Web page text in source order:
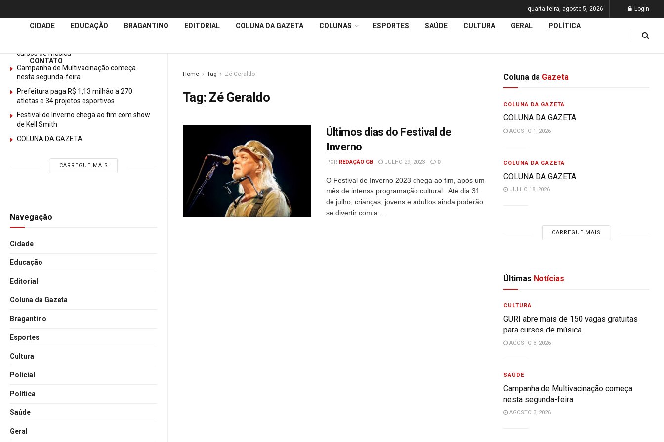
ÚltimasNotícias
cursos de música
Campanha de Multivacinação começa
nesta segunda-feira
Prefeitura paga R$ 1,13 milhão a 270
atletas e 34 projetos esportivos
Festival de Inverno chega ao fim com show
de Kell Smith
COLUNA DA GAZETA
CARREGUE MAIS
Navegação
Cidade
Educação
Editorial
Coluna da Gazeta
Bragantino
Esportes
Cultura
Policial
Política
Saúde
Geral
quarta-feira, agosto 5, 2026 Login
CIDADE EDUCAÇÃO BRAGANTINO EDITORIAL COLUNA DA GAZETA COLUNAS ESPORTES SAÚDE CULTURA GERAL POLÍTICA
CONTATO
Home Tag Zé Geraldo
Tag: Zé Geraldo
Últimos dias do Festival de
Inverno
POR REDAÇÃO GB JULHO 29, 2023 0
O Festival de Inverno 2023 chega ao fim, após um
mês de intensa programação cultural. Até dia 31
de julho, crianças, jovens e adultos ainda poderão
se divertir com a ...
Coluna da Gazeta
COLUNA DA GAZETA
COLUNA DA GAZETA
AGOSTO 1, 2026
COLUNA DA GAZETA
COLUNA DA GAZETA
JULHO 18, 2026
CARREGUE MAIS
Últimas Notícias
CULTURA
GURI abre mais de 150 vagas gratuitas
para cursos de música
AGOSTO 3, 2026
SAÚDE
Campanha de Multivacinação começa
nesta segunda-feira
AGOSTO 3, 2026